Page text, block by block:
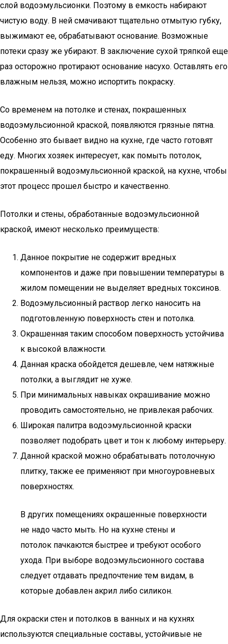
слой водоэмульсионки. Поэтому в емкость набирают
чистую воду. В ней смачивают тщательно отмытую губку,
выжимают ее, обрабатывают основание. Возможные
потеки сразу же убирают. В заключение сухой тряпкой еще
раз осторожно протирают основание насухо. Оставлять его
влажным нельзя, можно испортить покраску.
Со временем на потолке и стенах, покрашенных
водоэмульсионной краской, появляются грязные пятна.
Особенно это бывает видно на кухне, где часто готовят
еду. Многих хозяек интересует, как помыть потолок,
покрашенный водоэмульсионной краской, на кухне, чтобы
этот процесс прошел быстро и качественно.
Потолки и стены, обработанные водоэмульсионной
краской, имеют несколько преимуществ:
Данное покрытие не содержит вредных
компонентов и даже при повышении температуры в
жилом помещении не выделяет вредных токсинов.
Водоэмульсионный раствор легко наносить на
подготовленную поверхность стен и потолка.
Окрашенная таким способом поверхность устойчива
к высокой влажности.
Данная краска обойдется дешевле, чем натяжные
потолки, а выглядит не хуже.
При минимальных навыках окрашивание можно
проводить самостоятельно, не привлекая рабочих.
Широкая палитра водоэмульсионной краски
позволяет подобрать цвет и тон к любому интерьеру.
Данной краской можно обрабатывать потолочную
плитку, также ее применяют при многоуровневых
поверхностях.
В других помещениях окрашенные поверхности
не надо часто мыть. Но на кухне стены и
потолок пачкаются быстрее и требуют особого
ухода. При выборе водоэмульсионного состава
следует отдавать предпочтение тем видам, в
которые добавлен акрил либо силикон.
Для окраски стен и потолков в ванных и на кухнях
используются специальные составы, устойчивые не